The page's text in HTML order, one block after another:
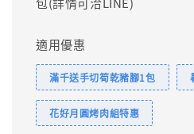
適用優惠
滿千送手切筍乾豬腳1包
花好月圓烤肉組特惠